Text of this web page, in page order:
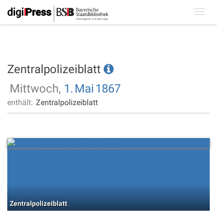
Zentralpolizeiblatt
Mittwoch, 1. Mai 1867
enthält: Zentralpolizeiblatt
Zentralpolizeiblatt